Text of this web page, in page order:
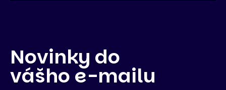
Novinky do
vášho e-mailu